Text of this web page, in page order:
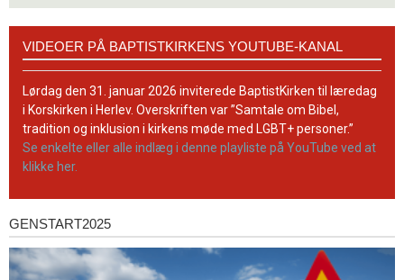
BaptistKirkens
YouTube-
kanal
VIDEOER PÅ BAPTISTKIRKENS YOUTUBE-KANAL
Lørdag den 31. januar 2026 inviterede BaptistKirken til læredag
i Korskirken i Herlev. Overskriften var ”Samtale om Bibel,
tradition og inklusion i kirkens møde med LGBT+ personer.”
Se enkelte eller alle indlæg i denne playliste på YouTube ved at
klikke her.
Genstart2025
GENSTART2025